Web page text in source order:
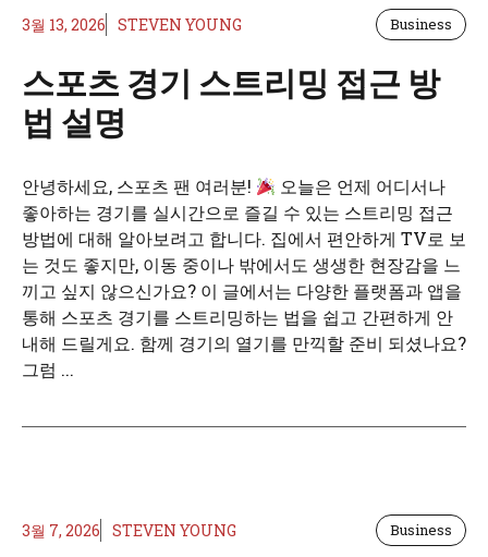
3월 13, 2026 STEVEN YOUNG Business
스포츠 경기 스트리밍 접근 방
법 설명
안녕하세요, 스포츠 팬 여러분!
오늘은 언제 어디서나
좋아하는 경기를 실시간으로 즐길 수 있는 스트리밍 접근
방법에 대해 알아보려고 합니다. 집에서 편안하게 TV로 보
는 것도 좋지만, 이동 중이나 밖에서도 생생한 현장감을 느
끼고 싶지 않으신가요? 이 글에서는 다양한 플랫폼과 앱을
통해 스포츠 경기를 스트리밍하는 법을 쉽고 간편하게 안
내해 드릴게요. 함께 경기의 열기를 만끽할 준비 되셨나요?
그럼 ...
3월 7, 2026 STEVEN YOUNG Business